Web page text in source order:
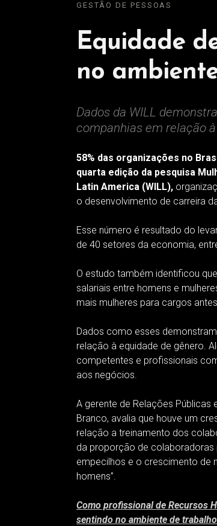
GESTÃO DE PESSOAS
Equidade
no
Dados da WILL
companhias em relação
58% das organizações no
quarta edição da pesquisa
Latin America (WILL),
o desenvolvimento de carreira
Esse número é resultado do
de 40 setores da economia,
O estudo também identificou
salariais entre homens e
mais mulheres para cargos
Dados como esses
relação à equidade de gênero.
competentes e profissionais
aos negócios.
A gerente de Relações Públicas
Branco, avalia que houve um
relação a treinamento dos
da proporção de colaboradoras
empecilhos e o crescimento de
homens”.
Como profissional de Recursos
sentindo no ambiente de